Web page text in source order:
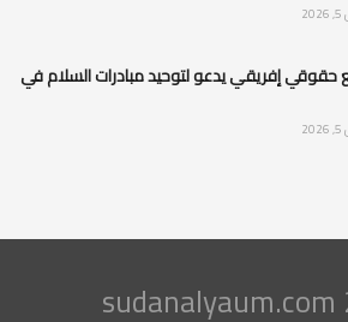
حقوقي إفريقي يدعو لتوحيد مبادرات السلام في